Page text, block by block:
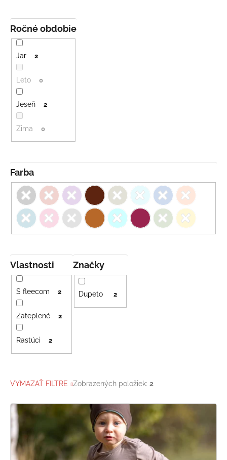
Značky
Dupeto 2
Farba
Ročné obdobie
Jar 2
Leto 0
Jeseň 2
Zima 0
Vlastnosti
S fleecom 2
Zateplené 2
Rastúci 2
VYMAZAŤ FILTRE Zobrazených položiek: 2
V
ý
p
i